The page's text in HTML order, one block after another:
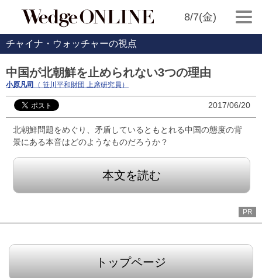
8/7(金)
チャイナ・ウォッチャーの視点
中国が北朝鮮を止められない3つの理由
小原凡司 （ 笹川平和財団 上席研究員）
2017/06/20
北朝鮮問題をめぐり、矛盾しているともとれる中国の態度の背
景にある本音はどのようなものだろうか？
本文を読む
PR
トップページ